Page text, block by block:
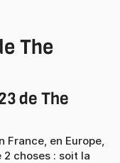
France, en Europe,
choses : soit la